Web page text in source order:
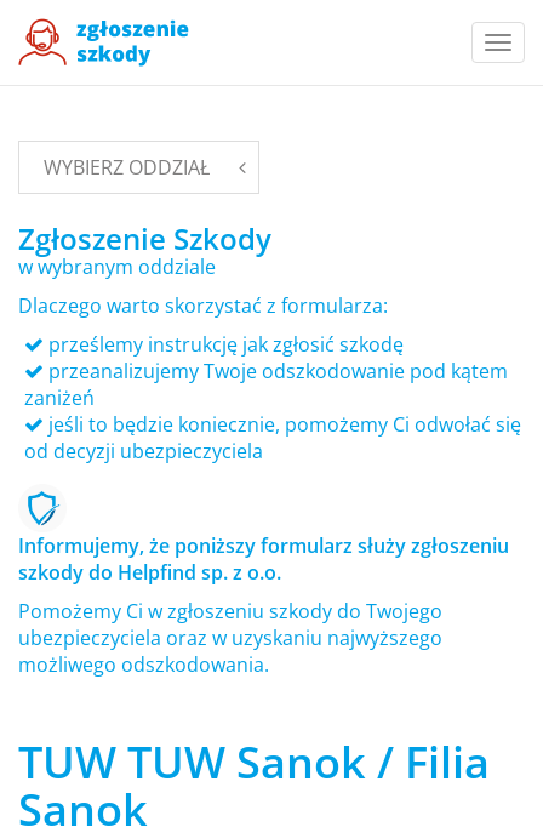
WYBIERZ ODDZIAŁ
Zgłoszenie Szkody
w wybranym oddziale
Dlaczego warto skorzystać z formularza:
prześlemy instrukcję jak zgłosić szkodę
przeanalizujemy Twoje odszkodowanie pod kątem
zaniżeń
jeśli to będzie koniecznie, pomożemy Ci odwołać się
od decyzji ubezpieczyciela
Informujemy, że poniższy formularz służy zgłoszeniu
szkody do Helpfind sp. z o.o.
Pomożemy Ci w zgłoszeniu szkody do Twojego
ubezpieczyciela oraz w uzyskaniu najwyższego
możliwego odszkodowania.
TUW TUW Sanok / Filia
Sanok